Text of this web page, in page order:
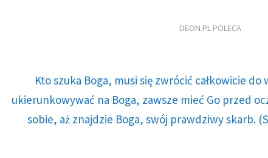
DEON.PL POLECA
Kto szuka Boga, musi się zwrócić całkowicie
ukierunkowywać na Boga, zawsze mieć Go przed
sobie, aż znajdzie Boga, swój prawdziwy skarb.